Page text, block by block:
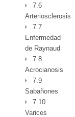
7.6
Arteriosclerosis
7.7
Enfermedad
de Raynaud
7.8
Acrocianosis
7.9
Sabañones
7.10
Varices